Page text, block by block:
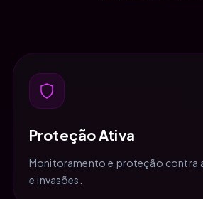
Proteção Ativa
Monitoramento e proteção contra
e invasões.